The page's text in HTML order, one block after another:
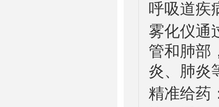
呼吸道疾
雾化仪通
管和肺部
炎、肺炎
精准给药